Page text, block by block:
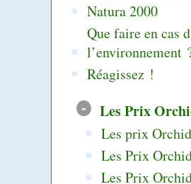
Natura 2000
Que faire en cas
l’environnement
Réagissez !
- Les Prix
Les prix
Les Prix
Les Prix